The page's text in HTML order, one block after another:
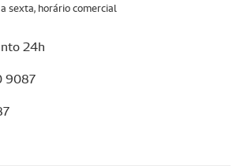
sexta, horário comercial
24h
9087